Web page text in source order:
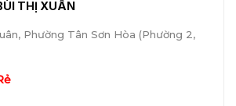
THỊ XUÂN
Phường Tân Sơn Hòa (Phường 2,